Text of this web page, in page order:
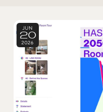
#Podcast
#Webサイト
#デジタルデザイン
JUN
20
2026